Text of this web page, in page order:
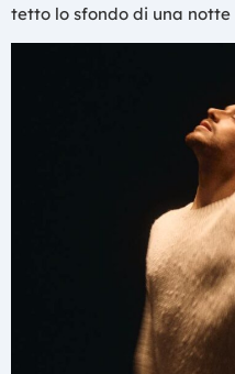
tetto lo sfondo di una